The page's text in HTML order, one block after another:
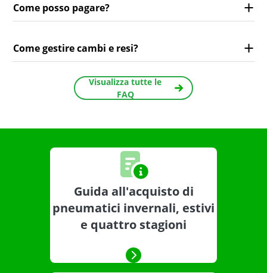
Come posso pagare?
Come gestire cambi e resi?
Visualizza tutte le
FAQ
Guida all'acquisto di
pneumatici invernali, estivi
e quattro stagioni